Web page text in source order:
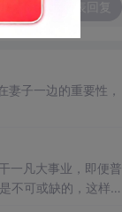
妻子一边的重要性，
一凡大事业，即便普
不可或缺的，这样自